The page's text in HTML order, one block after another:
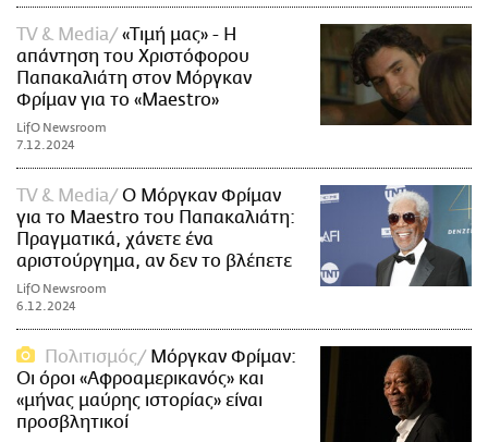
TV & Media
«Τιμή μας» - Η
απάντηση του Χριστόφορου
Παπακαλιάτη στον Μόργκαν
Φρίμαν για το «Maestro»
LifO Newsroom
7.12.2024
TV & Media
Ο Μόργκαν Φρίμαν
για το Maestro του Παπακαλιάτη:
Πραγματικά, χάνετε ένα
αριστούργημα, αν δεν το βλέπετε
LifO Newsroom
6.12.2024
Πολιτισμός
Μόργκαν Φρίμαν:
Οι όροι «Αφροαμερικανός» και
«μήνας μαύρης ιστορίας» είναι
προσβλητικοί